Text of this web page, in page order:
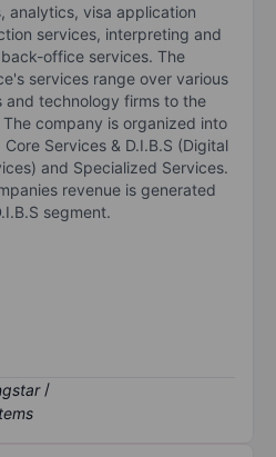
analytics, visa application
services, interpreting and
office services. The
services range over various
and technology firms to the
company is organized into
Services & D.I.B.S (Digital
and Specialized Services.
revenue is generated
segment.
/